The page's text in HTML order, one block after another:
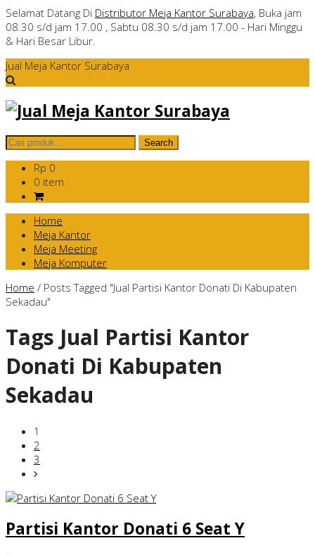
Selamat Datang Di Distributor Meja Kantor Surabaya, Buka jam
08.30 s/d jam 17.00 , Sabtu 08.30 s/d jam 17.00 - Hari Minggu
& Hari Besar Libur.
Jual Meja Kantor Surabaya
Rp 0
0 item
Home
Meja Kantor
Meja Meeting
Meja Komputer
Home / Posts Tagged "Jual Partisi Kantor Donati Di Kabupaten
Sekadau"
Tags Jual Partisi Kantor
Donati Di Kabupaten
Sekadau
1
2
3
Partisi Kantor Donati 6 Seat Y